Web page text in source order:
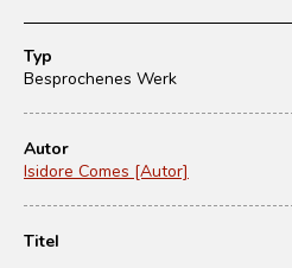
Typ
Besprochenes Werk
Autor
Isidore Comes [Autor]
Titel